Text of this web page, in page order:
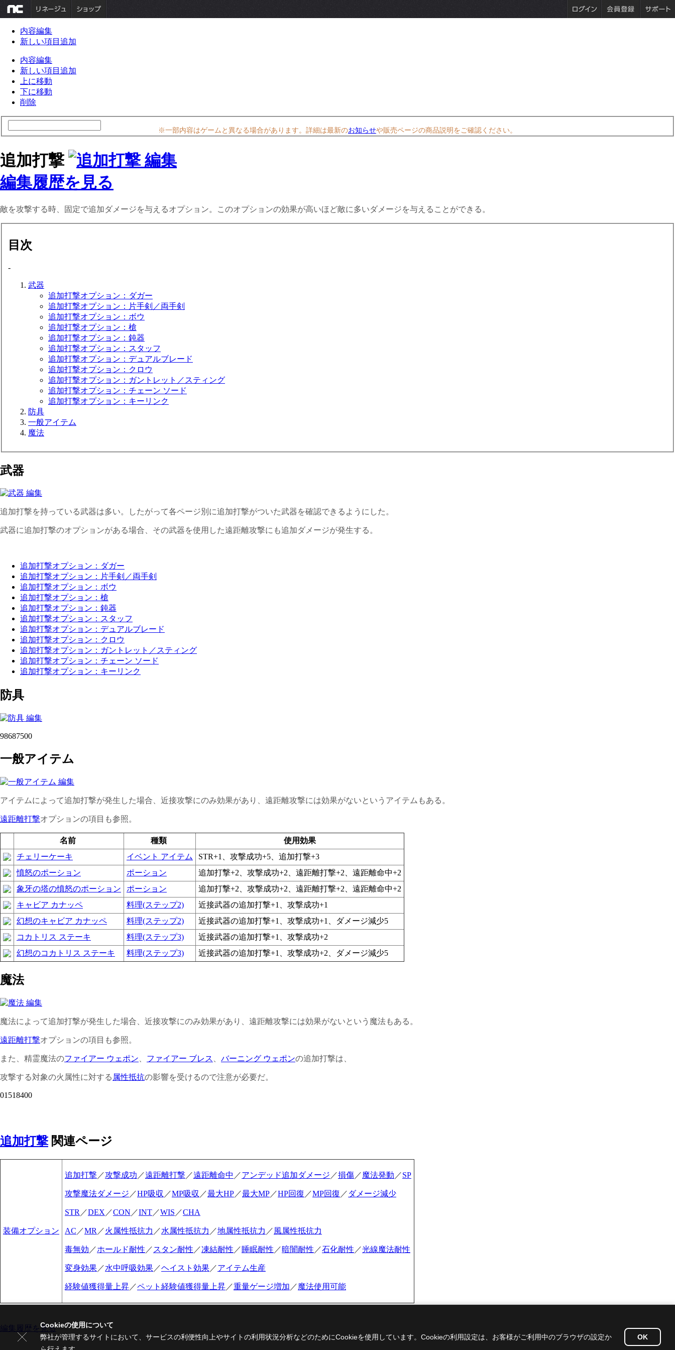
内容編集
新しい項目追加
内容編集
新しい項目追加
上に移動
下に移動
削除
※一部内容はゲームと異なる場合があります。詳細は最新のお知らせや販売ページの商品説明をご確認ください。
追加打撃
編集履歴を見る
敵を攻撃する時、固定で追加ダメージを与えるオプション。このオプションの効果が高いほど敵に多いダメージを与えることができる。
目次
-
武器
追加打撃オプション：ダガー
追加打撃オプション：片手剣／両手剣
追加打撃オプション：ボウ
追加打撃オプション：槍
追加打撃オプション：鈍器
追加打撃オプション：スタッフ
追加打撃オプション：デュアルブレード
追加打撃オプション：クロウ
追加打撃オプション：ガントレット／スティング
追加打撃オプション：チェーン ソード
追加打撃オプション：キーリンク
防具
一般アイテム
魔法
武器
追加打撃を持っている武器は多い。したがって各ページ別に追加打撃がついた武器を確認できるようにした。
武器に追加打撃のオプションがある場合、その武器を使用した遠距離攻撃にも追加ダメージが発生する。
追加打撃オプション：ダガー
追加打撃オプション：片手剣／両手剣
追加打撃オプション：ボウ
追加打撃オプション：槍
追加打撃オプション：鈍器
追加打撃オプション：スタッフ
追加打撃オプション：デュアルブレード
追加打撃オプション：クロウ
追加打撃オプション：ガントレット／スティング
追加打撃オプション：チェーン ソード
追加打撃オプション：キーリンク
防具
98687500
一般アイテム
アイテムによって追加打撃が発生した場合、近接攻撃にのみ効果があり、遠距離攻撃には効果がないというアイテムもある。
遠距離打撃オプションの項目も参照。
名前 種類
使用効果
チェリーケーキ
イベント アイテム
STR+1、攻撃成功+5、追加打撃+3
憤怒のポーション
ポーション
追加打撃+2、攻撃成功+2、遠距離打撃+2、遠距離命中+2
象牙の塔の憤怒のポーション
ポーション
追加打撃+2、攻撃成功+2、遠距離打撃+2、遠距離命中+2
キャビア カナッペ
料理(ステップ2)
近接武器の追加打撃+1、攻撃成功+1
幻想のキャビア カナッペ
料理(ステップ2)
近接武器の追加打撃+1、攻撃成功+1、ダメージ減少5
コカトリス ステーキ
料理(ステップ3)
近接武器の追加打撃+1、攻撃成功+2
幻想のコカトリス ステーキ
料理(ステップ3) 近接武器の追加打撃+1、攻撃成功+2、ダメージ減少5
魔法
魔法によって追加打撃が発生した場合、近接攻撃にのみ効果があり、遠距離攻撃には効果がないという魔法もある。
遠距離打撃オプションの項目も参照。
また、精霊魔法のファイアー ウェポン ファイアー ブレス バーニング ウェポンの追加打撃は、
攻撃する対象の火属性に対する 属性抵抗の影響を受けるので注意が必要だ。
01518400
追加打撃 関連ページ
装備オプション
追加打撃 ／攻撃成功 ／遠距離打撃 ／遠距離命中 ／アンデッド追加ダメージ ／損傷 ／魔法発動 ／SP
攻撃魔法ダメージ ／HP吸収 ／MP吸収 ／最大HP ／最大MP ／HP回復 ／MP回復 ／ ダメージ減少
STR ／DEX ／CON ／INT ／WIS ／CHA
AC ／MR ／火属性抵抗力 ／水属性抵抗力 ／地属性抵抗力 ／ 風属性抵抗力
毒無効 ／ホールド耐性 ／ スタン耐性 ／凍結耐性 ／睡眠耐性 ／暗闇耐性 ／石化耐性 ／光線魔法耐性
変身効果 ／水中呼吸効果 ／ヘイスト効果 ／アイテム生産
経験値獲得量上昇 ／ペット経験値獲得量上昇 ／重量ゲージ増加 ／魔法使用可能
編集履歴を見るCookieの使用について
弊社が管理するサイトにおいて、サービスの利便性向上やサイトの利用状況分析などのためにCookieを使用しています。 Cookieの利用設定は、お客様がご利用中のブラウザの設定か
OK